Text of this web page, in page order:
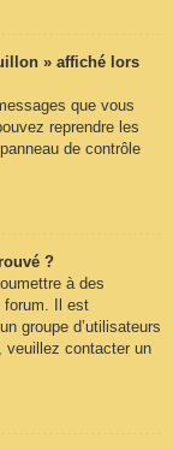
» affiché lors
que vous
reprendre les
de contrôle
?
à des
forum. Il est
groupe d’utilisateurs
veuillez contacter un